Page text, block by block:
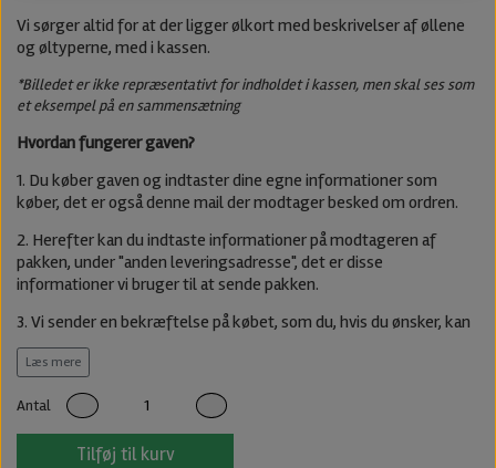
Vi sørger altid for at der ligger ølkort med beskrivelser af øllene
og øltyperne, med i kassen.
*Billedet er ikke repræsentativt for indholdet i kassen, men skal ses som
et eksempel på en sammensætning
Hvordan fungerer gaven?
1. Du køber gaven og indtaster dine egne informationer som
køber, det er også denne mail der modtager besked om ordren.
2. Herefter kan du indtaste informationer på modtageren af
pakken, under "anden leveringsadresse", det er disse
informationer vi bruger til at sende pakken.
3. Vi sender en bekræftelse på købet, som du, hvis du ønsker, kan
bruge som gavebevis til modtageren af gaven
4. Vi leverer den første pakke til modtageren af gaven i starten af
næste måned. Ønsker du at modtageren skal modtagen gaven
bekræftelsesmailen med den ønskede levering
Læs mere
Antal
Tilføj til kurv